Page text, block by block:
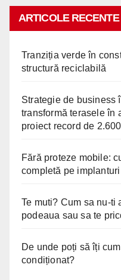
ARTICOLE RECENTE
Tranziția verde în
structură reciclabilă
Strategie de business
transformă terasele în
proiect record de
Fără proteze mobile:
completă pe
Te muti? Cum sa nu-ti
podeaua sau sa te
De unde poți să îți
condiționat?